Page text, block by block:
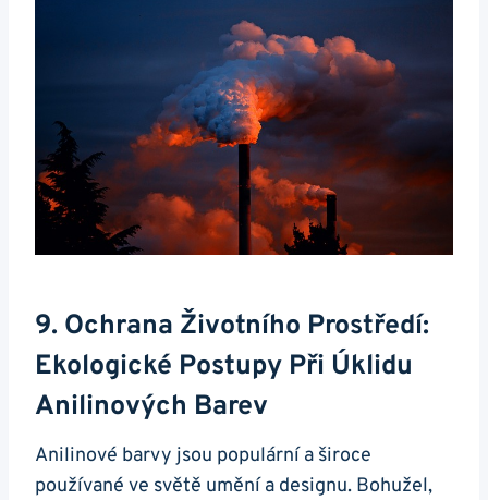
9. Ochrana Životního Prostředí:
Ekologické Postupy Při Úklidu
Anilinových Barev
Anilinové barvy jsou populární a široce
používané ve světě umění a designu. Bohužel,